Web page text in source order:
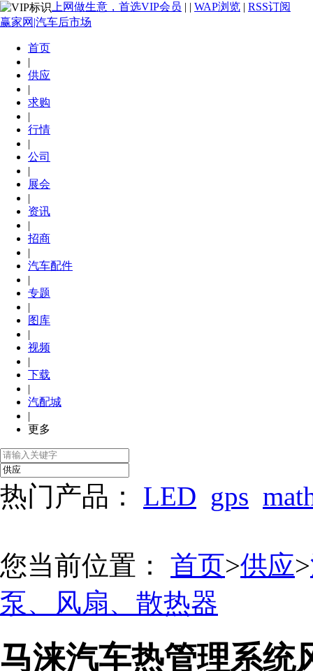
上网做生意，首选VIP会员 | | WAP浏览 | RSS订阅
赢家网|汽车后市场
首页
|
供应
|
求购
|
行情
|
公司
|
展会
|
资讯
|
招商
|
汽车配件
|
专题
|
图库
|
视频
|
下载
|
汽配城
|
更多
热门产品： LED gps
您当前位置： 首页>供应>
泵、风扇、散热器
马涞汽车热管理系统